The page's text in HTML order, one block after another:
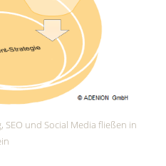
SEO und Social Media fließen in